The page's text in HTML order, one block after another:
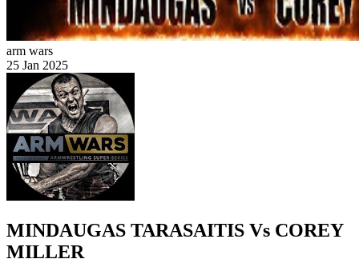
arm wars
25 Jan 2025
MINDAUGAS TARASAITIS Vs COREY
MILLER